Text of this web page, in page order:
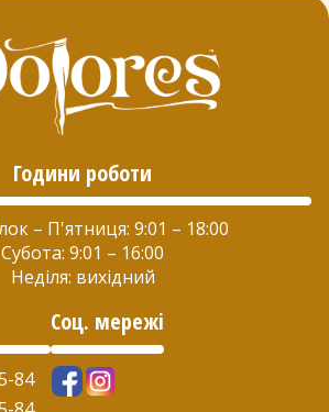
Години роботи
– П'ятниця: 9:01 – 18:00
Субота: 9:01 – 16:00
Неділя: вихідний
84
Соц. мережі